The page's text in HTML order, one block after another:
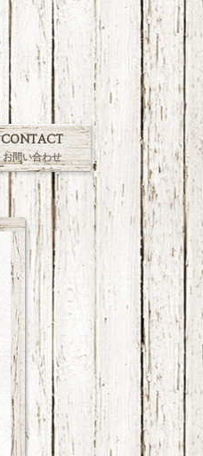
CONTACT
お問い合わせ